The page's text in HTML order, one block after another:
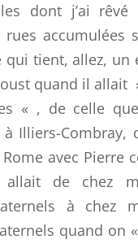
dont j’ai
rues accumulées
qui tient, allez, un
quand il allait
« , de celle
à Illiers-Combray,
Rome avec Pierre
de chez
à chez
quand on